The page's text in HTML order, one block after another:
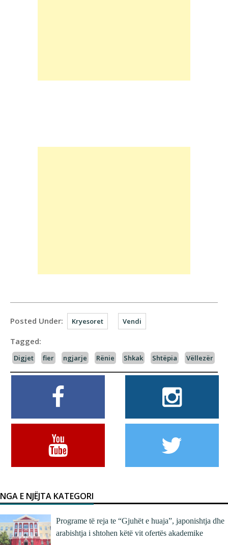
Posted Under: Kryesoret Vendi
Tagged:
Digjet fier ngjarje Rënie Shkak Shtëpia Vëllezër
NGA E NJËJTA KATEGORI
Programe të reja te “Gjuhët e huaja”, japonishtja dhe
arabishtja i shtohen këtë vit ofertës akademike